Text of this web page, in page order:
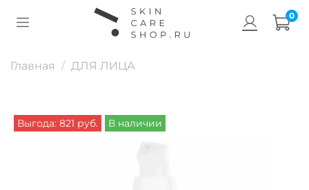
0
Главная ДЛЯ ЛИЦА
Выгода: 821 руб. В наличии